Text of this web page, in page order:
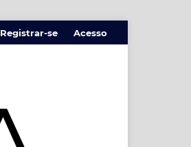
Registrar-se Acesso